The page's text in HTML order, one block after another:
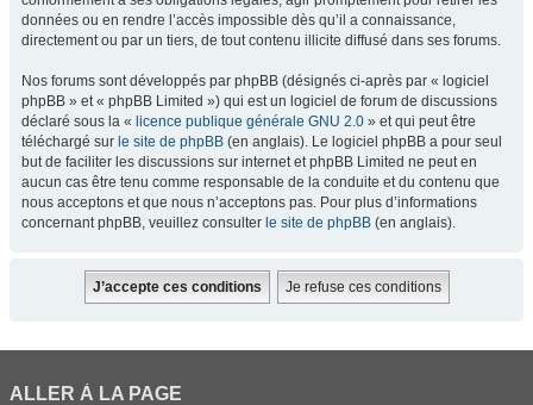
données ou en rendre l’accès impossible dès qu’il a connaissance,
directement ou par un tiers, de tout contenu illicite diffusé dans ses forums.
Nos forums sont développés par phpBB (désignés ci-après par « logiciel
phpBB » et « phpBB Limited ») qui est un logiciel de forum de discussions
déclaré sous la « licence publique générale GNU 2.0 » et qui peut être
téléchargé sur le site de phpBB (en anglais). Le logiciel phpBB a pour seul
but de faciliter les discussions sur internet et phpBB Limited ne peut en
aucun cas être tenu comme responsable de la conduite et du contenu que
nous acceptons et que nous n’acceptons pas. Pour plus d’informations
concernant phpBB, veuillez consulter le site de phpBB (en anglais).
ALLER À LA PAGE